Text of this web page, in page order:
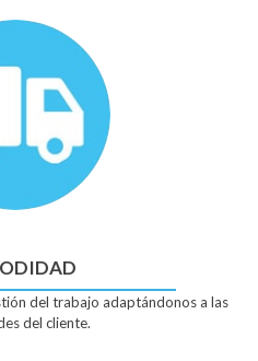
del trabajo adaptándonos a las
del cliente.